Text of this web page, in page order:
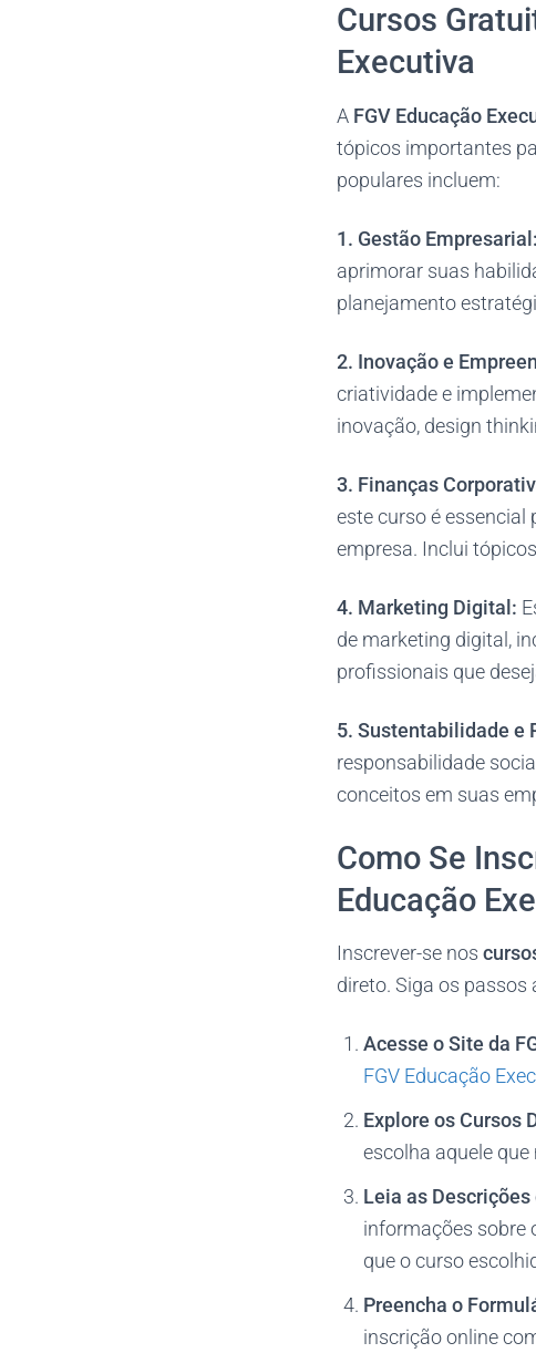
Cursos
Executiva
A FGV Educação
tópicos importantes
populares incluem:
1. Gestão Empresarial:
aprimorar suas
planejamento
2. Inovação e
criatividade e
inovação, design
3. Finanças
este curso é essencial
empresa. Inclui
4. Marketing Digital:
de marketing digital,
profissionais que
5. Sustentabilidade e
responsabilidade
conceitos em suas
Como Se
Educação
Inscrever-se nos
direto. Siga os
Acesse o Site da
FGV Educação
Explore os Cursos
escolha aquele
Leia as Descrições
informações sobre
que o curso
Preencha o
inscrição online